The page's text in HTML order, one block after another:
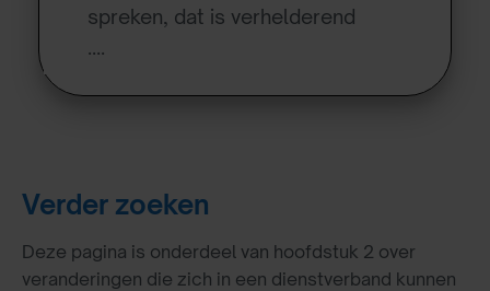
spreken, dat is verhelderend
….
Verder zoeken
Deze pagina is onderdeel van hoofdstuk 2 over
veranderingen die zich in een dienstverband kunnen